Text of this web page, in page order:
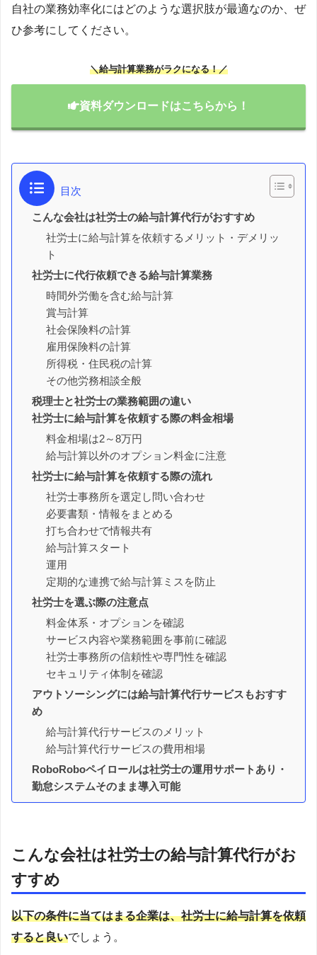
自社の業務効率化にはどのような選択肢が最適なのか、ぜ
ひ参考にしてください。
＼給与計算業務がラクになる！／
資料ダウンロードはこちらから！
目次
こんな会社は社労士の給与計算代行がおすすめ
社労士に給与計算を依頼するメリット・デメリッ
ト
社労士に代行依頼できる給与計算業務
時間外労働を含む給与計算
賞与計算
社会保険料の計算
雇用保険料の計算
所得税・住民税の計算
その他労務相談全般
税理士と社労士の業務範囲の違い
社労士に給与計算を依頼する際の料金相場
料金相場は2～8万円
給与計算以外のオプション料金に注意
社労士に給与計算を依頼する際の流れ
社労士事務所を選定し問い合わせ
必要書類・情報をまとめる
打ち合わせで情報共有
給与計算スタート
運用
定期的な連携で給与計算ミスを防止
社労士を選ぶ際の注意点
料金体系・オプションを確認
サービス内容や業務範囲を事前に確認
社労士事務所の信頼性や専門性を確認
セキュリティ体制を確認
アウトソーシングには給与計算代行サービスもおすす
め
給与計算代行サービスのメリット
給与計算代行サービスの費用相場
RoboRoboペイロールは社労士の運用サポートあり・
勤怠システムそのまま導入可能
こんな会社は社労士の給与計算代行がお
すすめ
以下の条件に当てはまる企業は、社労士に給与計算を依頼
すると良いでしょう。